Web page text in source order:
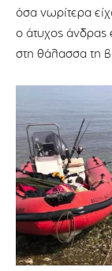
όσα νωρίτερα
ο άτυχος άνδρας
στη θάλασσα τη